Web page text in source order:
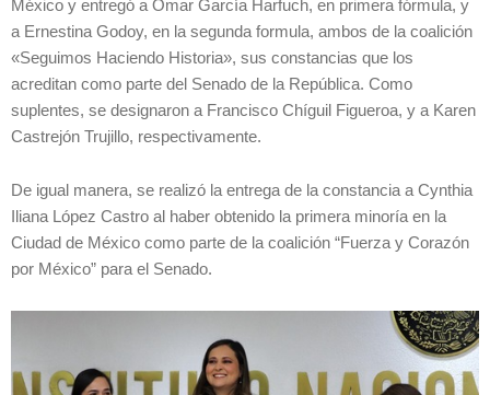
México y entregó a Omar García Harfuch, en primera fórmula, y
a Ernestina Godoy, en la segunda formula, ambos de la coalición
«Seguimos Haciendo Historia», sus constancias que los
acreditan como parte del Senado de la República. Como
suplentes, se designaron a Francisco Chíguil Figueroa, y a Karen
Castrejón Trujillo, respectivamente.
De igual manera, se realizó la entrega de la constancia a Cynthia
Iliana López Castro al haber obtenido la primera minoría en la
Ciudad de México como parte de la coalición “Fuerza y Corazón
por México” para el Senado.